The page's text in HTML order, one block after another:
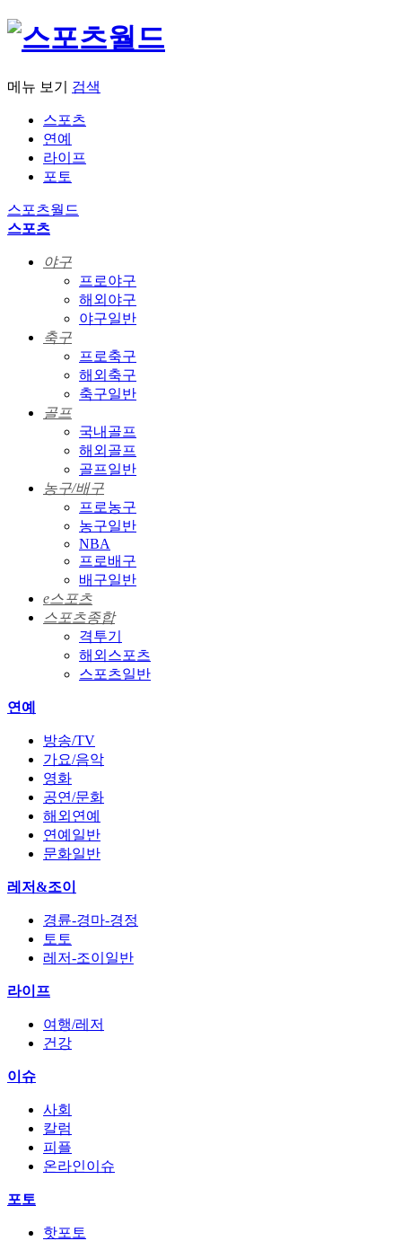
메뉴 보기 검색
스포츠
연예
라이프
포토
스포츠월드
스포츠
야구
프로야구
해외야구
야구일반
축구
프로축구
해외축구
축구일반
골프
국내골프
해외골프
골프일반
농구/배구
프로농구
농구일반
NBA
프로배구
배구일반
e스포츠
스포츠종합
격투기
해외스포츠
스포츠일반
연예
방송/TV
가요/음악
영화
공연/문화
해외연예
연예일반
문화일반
레저&조이
경륜-경마-경정
토토
레저-조이일반
라이프
여행/레저
건강
이슈
사회
칼럼
피플
온라인이슈
포토
핫포토